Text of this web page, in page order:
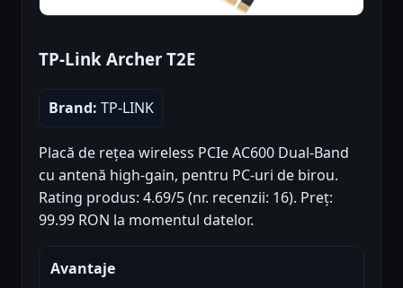
TP-Link Archer T2E
Brand: TP-LINK
Placă de rețea wireless PCIe AC600 Dual-Band
cu antenă high-gain, pentru PC-uri de birou.
Rating produs: 4.69/5 (nr. recenzii: 16). Preț:
99.99 RON la momentul datelor.
Avantaje